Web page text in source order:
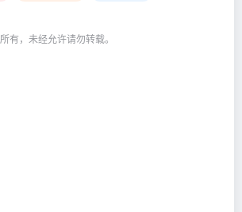
所有，未经允许请勿转载。